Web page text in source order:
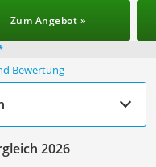
Zum Angebot »
Bewertung
2026